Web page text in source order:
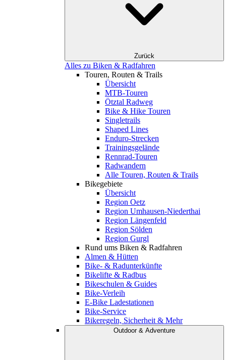
Zurück
Alles zu Biken & Radfahren
Touren, Routen & Trails
Übersicht
MTB-Touren
Ötztal Radweg
Bike & Hike Touren
Singletrails
Shaped Lines
Enduro-Strecken
Trainingsgelände
Rennrad-Touren
Radwandern
Alle Touren, Routen & Trails
Bikegebiete
Übersicht
Region Oetz
Region Umhausen-Niederthai
Region Längenfeld
Region Sölden
Region Gurgl
Rund ums Biken & Radfahren
Almen & Hütten
Bike- & Radunterkünfte
Bikelifte & Radbus
Bikeschulen & Guides
Bike-Verleih
E-Bike Ladestationen
Bike-Service
Bikeregeln, Sicherheit & Mehr
Outdoor & Adventure